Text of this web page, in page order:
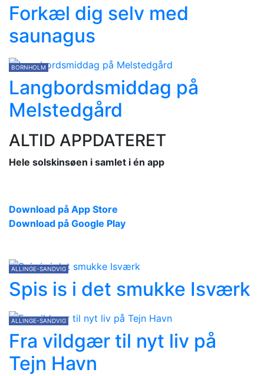
Forkæl dig selv med
saunagus
BORNHOLM
Langbordsmiddag på
Melstedgård
ALTID APPDATERET
Hele solskinsøen i samlet i én app
Download på App Store
Download på Google Play
ALLINGE-SANDVIG
Spis is i det smukke Isværk
ALLINGE-SANDVIG
Fra vildgær til nyt liv på
Tejn Havn